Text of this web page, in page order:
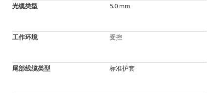
光缆类型 5.0 mm
工作环境 受控
尾部线缆类型 标准护套